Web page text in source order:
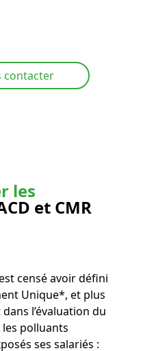
contacter
les
et CMR
censé avoir défini
Unique*, et plus
l’évaluation du
polluants
ses salariés :